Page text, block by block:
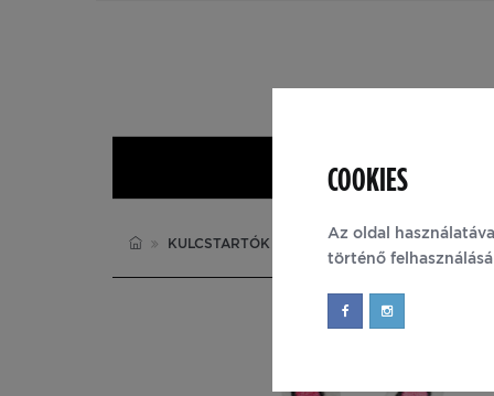
Nyitólap
KULCSTARTÓK BORDERLANDS
COOKIES
Az oldal
történő